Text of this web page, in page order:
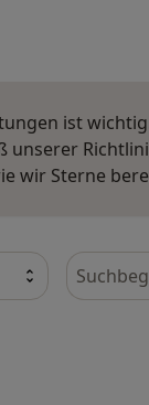
ist
unserer
wir Sterne